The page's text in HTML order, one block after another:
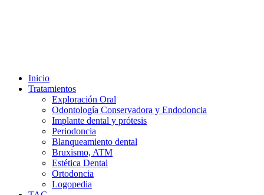
Inicio
Tratamientos
Exploración Oral
Odontología Conservadora y Endodoncia
Implante dental y prótesis
Periodoncia
Blanqueamiento dental
Bruxismo, ATM
Estética Dental
Ortodoncia
Logopedia